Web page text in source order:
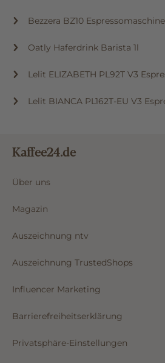
Bezzera BZ10 Espressomaschine
Oatly Haferdrink Barista 1l
Lelit ELIZABETH PL92T V3
Lelit BIANCA PL162T-EU V3
Kaffee24.de
Über uns
Magazin
Auszeichnung ntv
Auszeichnung TrustedShops
Influencer Marketing
Barrierefreiheitserklärung
Privatsphäre-Einstellungen